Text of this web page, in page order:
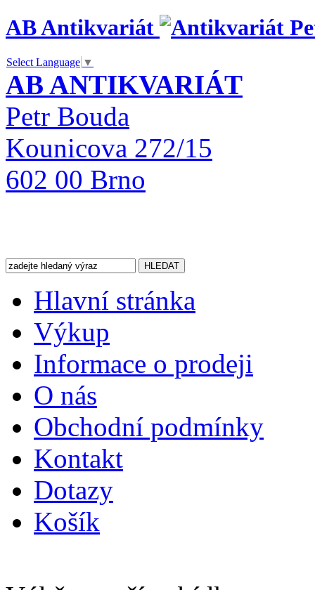
AB Antikvariát
Select Language ▼
AB ANTIKVARIÁT
Petr Bouda
Kounicova 272/15
602 00 Brno
Hlavní stránka
Výkup
Informace o prodeji
O nás
Obchodní podmínky
Kontakt
Dotazy
Košík